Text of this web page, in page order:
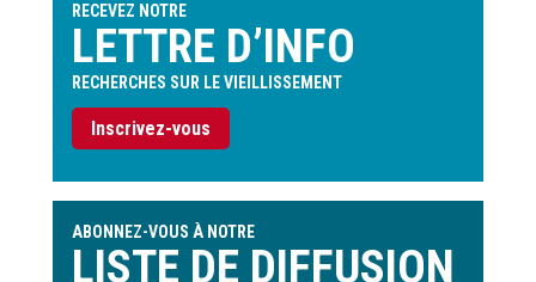
RECEVEZ NOTRE
LETTRE D’INFO
RECHERCHES SUR LE VIEILLISSEMENT
Inscrivez-vous
ABONNEZ-VOUS À NOTRE
LISTE DE DIFFUSION